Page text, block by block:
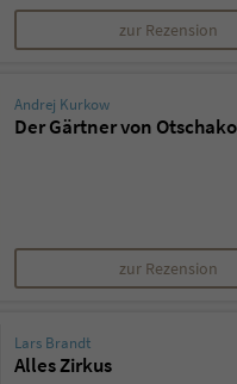
zur Rezension
Andrej Kurkow
Der Gärtner von
zur Rezension
Lars Brandt
Alles Zirkus
Sicherheitscode des